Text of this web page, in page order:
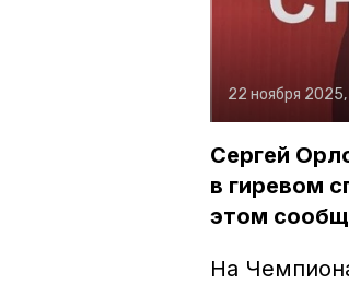
22 ноября 2025,
Сергей
в гиревом
этом
На